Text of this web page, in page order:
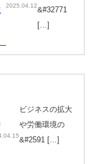
2025.04.12&#32771
[…]
ビジネスの拡大
や労働環境の
&#2591 […]